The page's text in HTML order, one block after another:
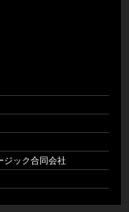
ジック合同会社